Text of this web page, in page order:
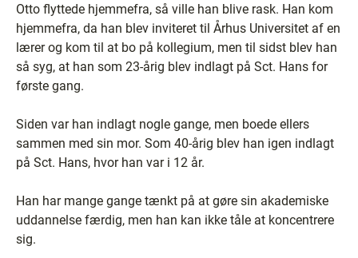
Otto flyttede hjemmefra, så ville han blive rask. Han kom
hjemmefra, da han blev inviteret til Århus Universitet af en
lærer og kom til at bo på kollegium, men til sidst blev han
så syg, at han som 23-årig blev indlagt på Sct. Hans for
første gang.
Siden var han indlagt nogle gange, men boede ellers
sammen med sin mor. Som 40-årig blev han igen indlagt
på Sct. Hans, hvor han var i 12 år.
Han har mange gange tænkt på at gøre sin akademiske
uddannelse færdig, men han kan ikke tåle at koncentrere
sig.